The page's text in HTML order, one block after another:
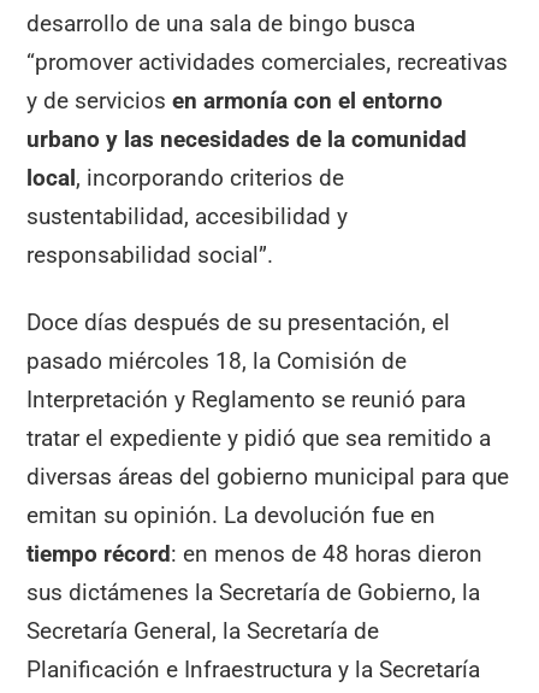
desarrollo de una sala de bingo busca
“promover actividades comerciales, recreativas
y de serviciosen armonía con el entorno
urbano y las necesidades de la comunidad
local, incorporando criterios de
sustentabilidad, accesibilidad y
responsabilidad social”.
Doce días después de su presentación, el
pasado miércoles 18, la Comisión de
Interpretación y Reglamento se reunió para
tratar el expediente y pidió que sea remitido a
diversas áreas del gobierno municipal para que
emitan su opinión. La devolución fue en
tiempo récord: en menos de 48 horas dieron
sus dictámenes la Secretaría de Gobierno, la
Secretaría General, la Secretaría de
Planificación e Infraestructura y la Secretaría